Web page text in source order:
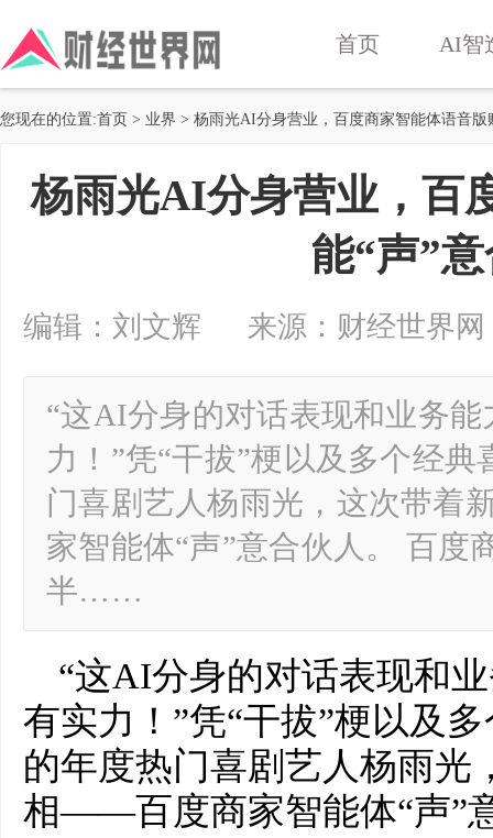
首页 AI智
您现在的位置:首页 > 业界 > 杨雨光AI分身营业，百度商家智能体语音版
杨雨光AI分身营业，百
能“声”
编辑：刘文辉 来源：财经世界网
“这AI分身的对话表现和业务
力！”凭“干拔”梗以及多个经
门喜剧艺人杨雨光，这次带
家智能体“声”意合伙人。 百度
半……
“这AI分身的对话表现和
有实力！”凭“干拔”梗以及
的年度热门喜剧艺人杨雨光
相——百度商家智能体“声”